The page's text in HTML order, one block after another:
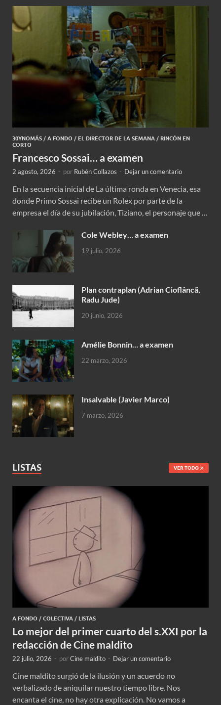
30YNOMÁS / A FONDO / EL DIRECTOR DE LA SEMANA / RINCÓN EN
CORTO
Francesco Sossai… a examen
2 agosto, 2026 - por Rubén Collazos - Dejar un comentario
En la secuencia inicial de La última ronda en Venecia, esa
donde Primo Sossai recibe un Rolex por parte de la
empresa el día de su jubilación, Tiziano, el personaje que …
Cole Webley… a examen
19 julio, 2026
Plan contraplan (Adrian Cioflâncã,
Radu Jude)
20 junio, 2026
Amélie Bonnin… a examen
22 marzo, 2026
Insalvable (Javier Marco)
7 marzo, 2026
LISTAS VER TODO
A FONDO / COLECTIVA / LISTAS
Lo mejor del primer cuarto del s.XXI por la
redacción de Cine maldito
22 julio, 2026 - porCine maldito - Dejar un comentario
Cine maldito surgió de la ilusión y un acuerdo no
verbalizado de aniquilar nuestro tiempo libre. Nos
encanta el cine, no hay otra explicación. No vamos a